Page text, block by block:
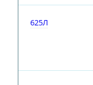
625Л